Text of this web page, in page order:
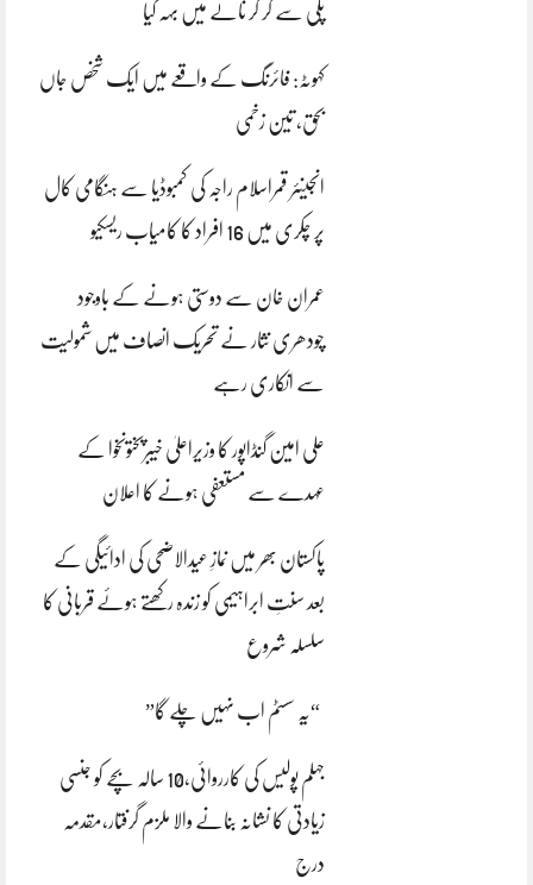
پلی سے گر کر نالے میں بہہ گیا
کہوٹہ: فائرنگ کے واقعے میں ایک شخص جاں
بحق، تین زخمی
انجینئر قمراسلام راجہ کی کمبوڈیا سے ہنگامی کال
پر چکری میں 16 افراد کا کامیاب ریسکیو
عمران خان سے دوستی ہونے کے باوجود
چودھری نثار نے تحریک انصاف میں شمولیت
سے انکاری رہے
علی امین گنڈاپور کا وزیراعلیٰ خیبرپختونخوا کے
عہدے سے مستعفی ہونے کا اعلان
پاکستان بھر میں نمازِ عیدالاضحی کی ادائیگی کے
بعد سنتِ ابراہیمی کو زندہ رکھتے ہوئے قربانی کا
سلسلہ شروع
“یہ سسٹم اب نہیں چلے گا”
جہلم پولیس کی کارروائی،10 سالہ بچے کو جنسی
زیادتی کا نشانہ بنانے والا ملزم گرفتار،مقدمہ
درج